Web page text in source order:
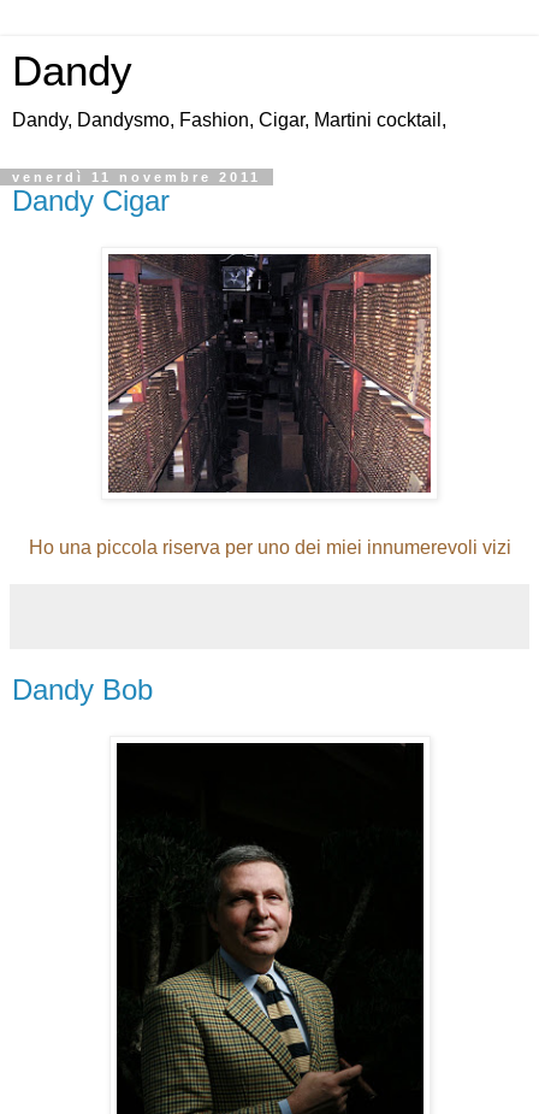
Dandy
Dandy, Dandysmo, Fashion, Cigar, Martini cocktail,
venerdì 11 novembre 2011
Dandy Cigar
Ho una piccola riserva per uno dei miei innumerevoli vizi
Dandy Bob